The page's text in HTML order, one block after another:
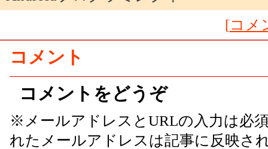
[コメ
コメント
コメントをどうぞ
※メールアドレスとURLの入力は必
れたメールアドレスは記事に反映さ